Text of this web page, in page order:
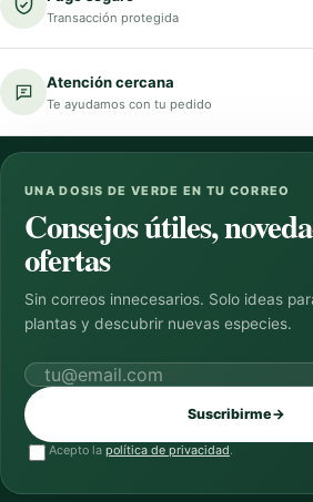
Transacción protegida
Atención cercana
Te ayudamos con tu pedido
UNA DOSIS DE VERDE EN TU CORREO
Consejos útiles,
ofertas
Sin correos innecesarios. Solo ideas
plantas y descubrir nuevas especies.
Correo electrónico
Suscribirme→
Acepto la política de privacidad.